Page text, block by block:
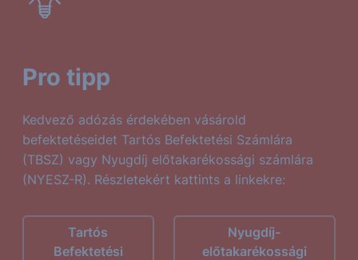
Pro tipp
Kedvező adózás érdekében vásárold
befektetéseidet Tartós Befektetési Számlára
(TBSZ) vagy Nyugdíj előtakarékossági számlára
(NYESZ-R). Részletekért kattints a linkekre:
Tartós
Befektetési
Nyugdíj-
előtakarékossági